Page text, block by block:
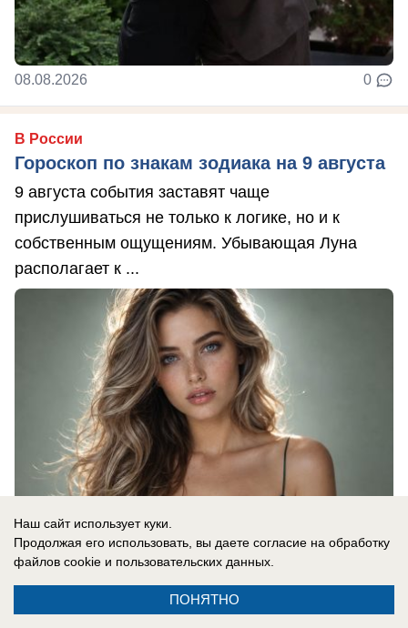
08.08.2026 0
В России
Гороскоп по знакам зодиака на 9 августа
9 августа события заставят чаще
прислушиваться не только к логике, но и к
собственным ощущениям. Убывающая Луна
располагает к ...
08.08.2026 0
Наш сайт использует куки.
Продолжая его использовать, вы даете согласие на обработку
файлов cookie и пользовательских данных.
ПОНЯТНО